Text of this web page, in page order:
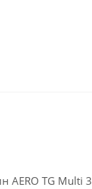
AERO TG Multi 3